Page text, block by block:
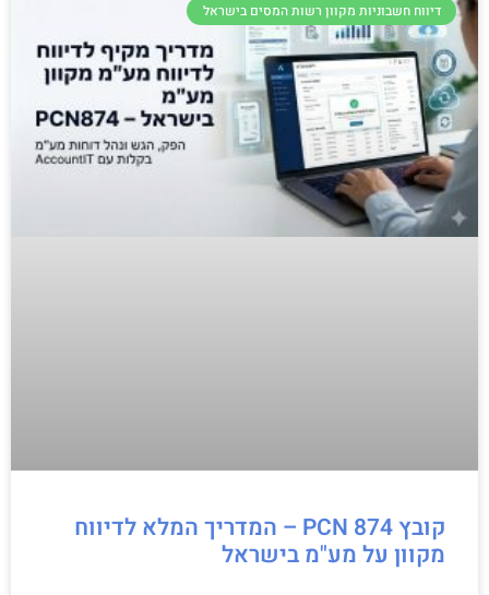
דיווח חשבוניות מקוון רשות המסים בישראל
קובץ PCN 874 – המדריך המלא לדיווח
מקוון על מע"מ בישראל